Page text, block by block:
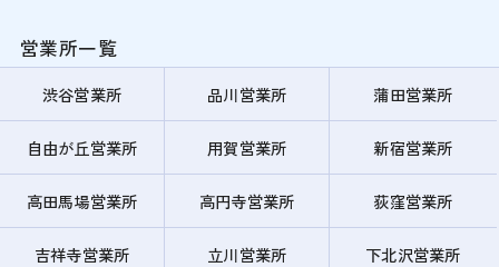
営業所一覧
渋谷営業所 品川営業所 蒲田営業所
自由が丘営業所 用賀営業所 新宿営業所
高田馬場営業所 高円寺営業所 荻窪営業所
吉祥寺営業所 立川営業所 下北沢営業所